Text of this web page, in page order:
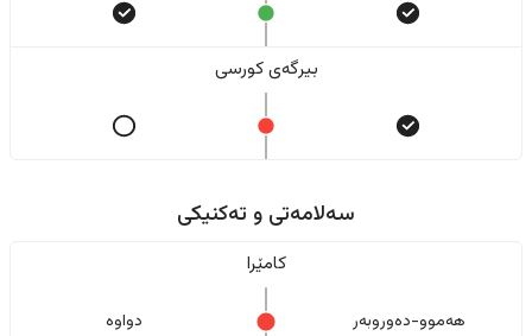
بیرگەی کورسی
سەلامەتی و تەکنیکی
کامێرا
هەموو-دەوروبەر دواوە